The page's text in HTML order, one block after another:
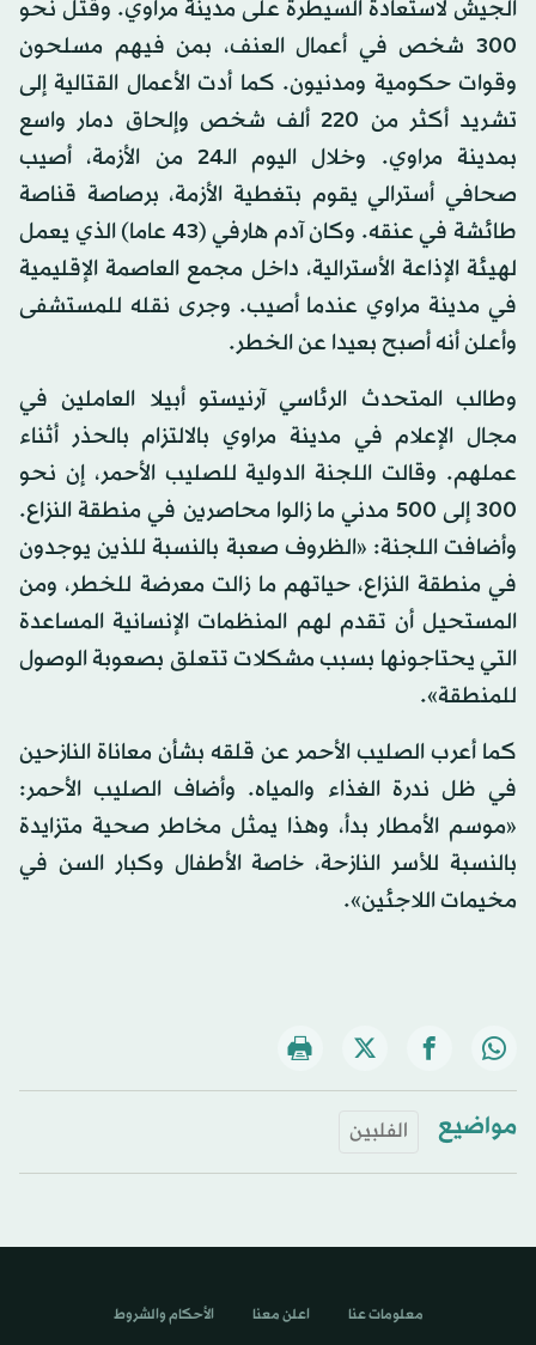
الجيش لاستعادة السيطرة على مدينة مراوي. وقتل نحو
300 شخص في أعمال العنف، بمن فيهم مسلحون
وقوات حكومية ومدنيون. كما أدت الأعمال القتالية إلى
تشريد أكثر من 220 ألف شخص وإلحاق دمار واسع
بمدينة مراوي. وخلال اليوم الـ24 من الأزمة، أصيب
صحافي أسترالي يقوم بتغطية الأزمة، برصاصة قناصة
طائشة في عنقه. وكان آدم هارفي (43 عاما) الذي يعمل
لهيئة الإذاعة الأسترالية، داخل مجمع العاصمة الإقليمية
في مدينة مراوي عندما أصيب. وجرى نقله للمستشفى
وأعلن أنه أصبح بعيدا عن الخطر.
وطالب المتحدث الرئاسي آرنيستو أبيلا العاملين في
مجال الإعلام في مدينة مراوي بالالتزام بالحذر أثناء
عملهم. وقالت اللجنة الدولية للصليب الأحمر، إن نحو
300 إلى 500 مدني ما زالوا محاصرين في منطقة النزاع.
وأضافت اللجنة: «الظروف صعبة بالنسبة للذين يوجدون
في منطقة النزاع، حياتهم ما زالت معرضة للخطر، ومن
المستحيل أن تقدم لهم المنظمات الإنسانية المساعدة
التي يحتاجونها بسبب مشكلات تتعلق بصعوبة الوصول
للمنطقة».
كما أعرب الصليب الأحمر عن قلقه بشأن معاناة النازحين
في ظل ندرة الغذاء والمياه. وأضاف الصليب الأحمر:
«موسم الأمطار بدأ، وهذا يمثل مخاطر صحية متزايدة
بالنسبة للأسر النازحة، خاصة الأطفال وكبار السن في
مخيمات اللاجئين».
مواضيع الفلبين
معلومات عنا اعلن معنا الأحكام والشروط